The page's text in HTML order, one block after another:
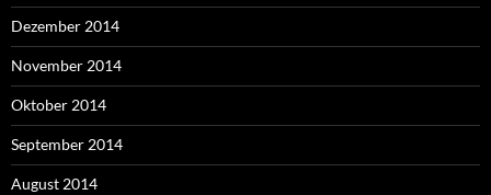
Dezember 2014
November 2014
Oktober 2014
September 2014
August 2014